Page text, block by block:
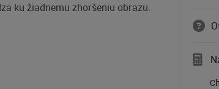
ku žiadnemu zhoršeniu obrazu.